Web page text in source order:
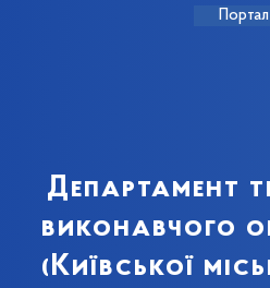
Департамент
виконавчого
(Київської